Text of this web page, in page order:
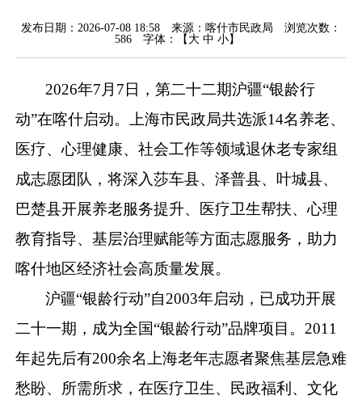
发布日期：2026-07-08 18:58 来源：喀什市民政局
浏览次数：
586
字体：【 大 中 小】
2026年7 月 7 日，第二十二期沪疆“银龄行
动”在喀什启动。上海市民政局共选派14名养老、
医疗、心理健康、社会工作等领域退休老专家组
成志愿团队，将深入莎车县、泽普县、叶城县、
巴楚县开展养老服务提升、医疗卫生帮扶、心理
教育指导、基层治理赋能等方面志愿服务，助力
喀什地区经济社会高质量发展。
沪疆“银龄行动”自2003年启动，已成功开展
二十一期，成为全国“银龄行动”品牌项目。 2011
年起先后有200余名上海老年志愿者聚焦基层急难
愁盼、所需所求，在医疗卫生、民政福利、文化